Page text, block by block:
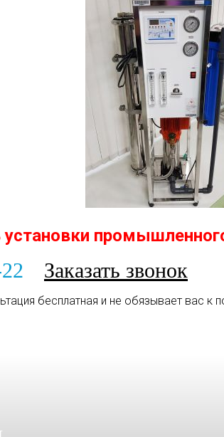
Заказать звонок
бесплатная и не обязывает вас к